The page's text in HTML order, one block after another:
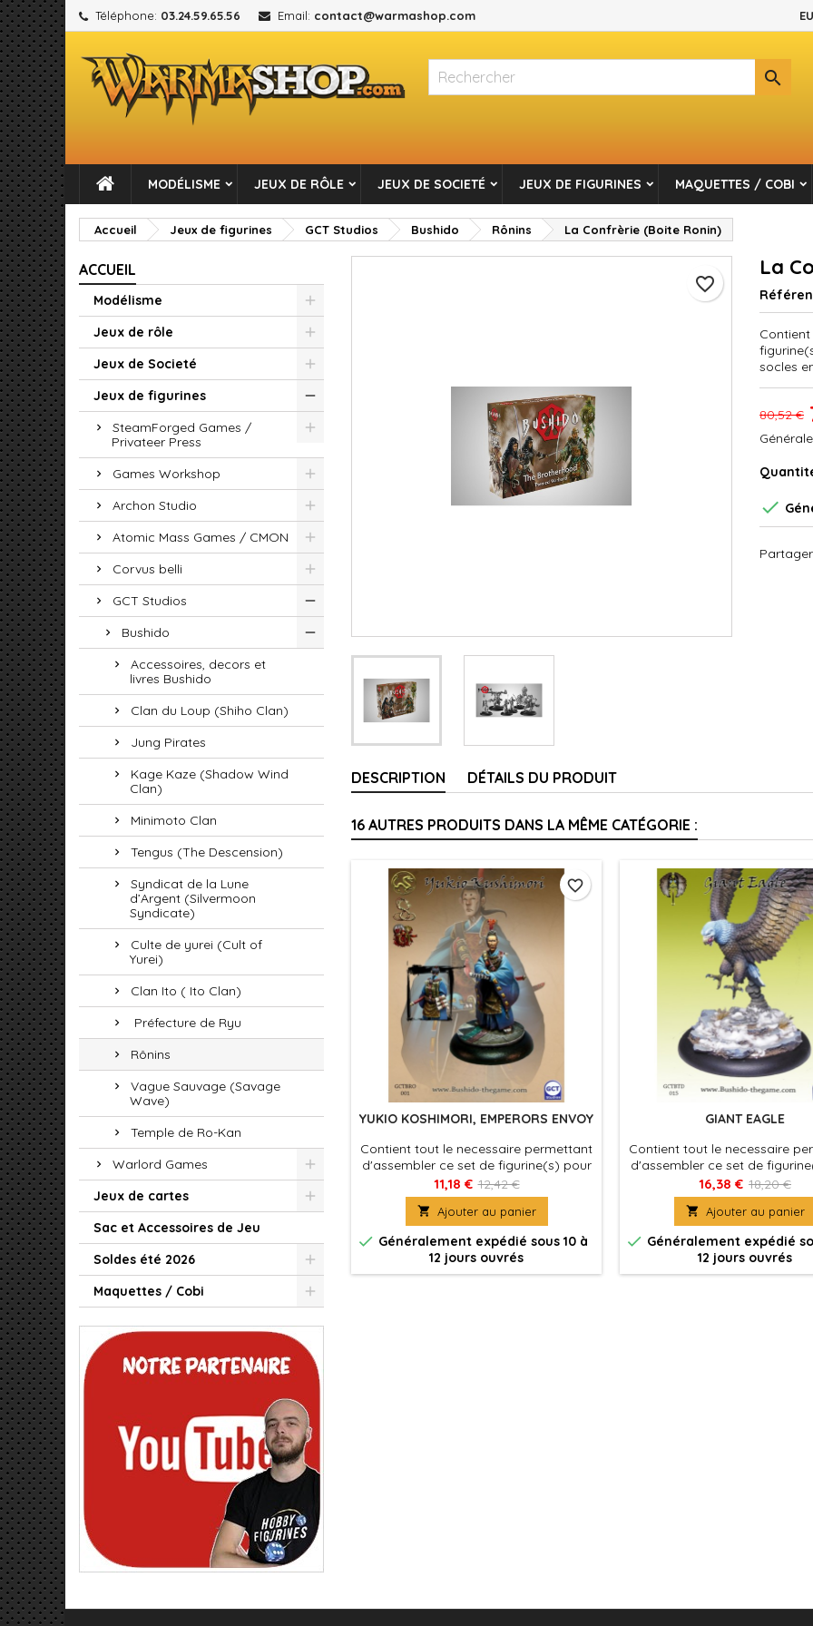
Téléphone: 03.24.59.65.56 Email: contact@warmashop.com

MODÉLISME JEUX DE RÔLE JEUX DE SOCIETÉ JEUX DE FIGURINES MAQUETTES / COBI
Accueil Jeux de figurines GCT Studios Bushido Rônins La Confrèrie (Boite Ronin)
ACCUEIL
Modélisme
Jeux de rôle
Jeux de Societé
Jeux de figurines
SteamForged Games /
Privateer Press
Games Workshop
Archon Studio
Atomic Mass Games / CMON
Corvus belli
GCT Studios
Bushido
Accessoires, decors et
livres Bushido
Clan du Loup (Shiho Clan)
Jung Pirates
Kage Kaze (Shadow Wind
Clan)
Minimoto Clan
Tengus (The Descension)
Syndicat de la Lune
d’Argent (Silvermoon
Syndicate)
Culte de yurei (Cult of
Yurei)
Clan Ito ( Ito Clan)
Préfecture de Ryu
Rônins
Vague Sauvage (Savage
Wave)
Temple de Ro-Kan
Warlord Games
Jeux de cartes
Sac et Accessoires de Jeu
Soldes été 2026
Maquettes / Cobi
La
socles
80,52 €
favorite_border

Partager
DESCRIPTION DÉTAILS DU PRODUIT
16 AUTRES PRODUITS DANS LA MÊME CATÉGORIE :
YUKIO KOSHIMORI, EMPERORS ENVOY
Contient tout le necessaire permettant
d'assembler ce set de figurine(s) pour
le jeu Bushido, produit fournies avec
leurs socles en plastique. Figurine(s) à
peindre et à assembler
11,18 € 12,42 €
 Ajouter au panier
 Généralement expédié sous 10 à
12 jours ouvrés
favorite_border
GIANT EAGLE
Contient tout le necessaire
d'assembler ce set de
le jeu Bushido, produit
leurs socles en plastique.
peindre et à assembler
16,38 € 18,20 €
 Ajouter au panier
 Généralement expédié
12 jours ouvrés
Mes listes d'envies
add_circle_outline Créer une nouvelle liste
Créer une liste d'envies
Connexion
Vous devez être connecté pour ajouter des produits à votre liste